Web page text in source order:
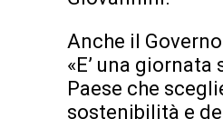
Anche il
«E’ una giornata
Paese che
sostenibilità e